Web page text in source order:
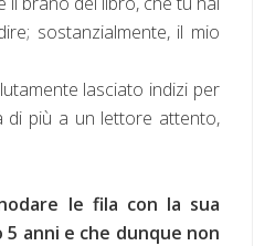
sostanzialmente, il mio
lasciato indizi per
di più a un lettore attento,
le fila con la sua
anni e che dunque non